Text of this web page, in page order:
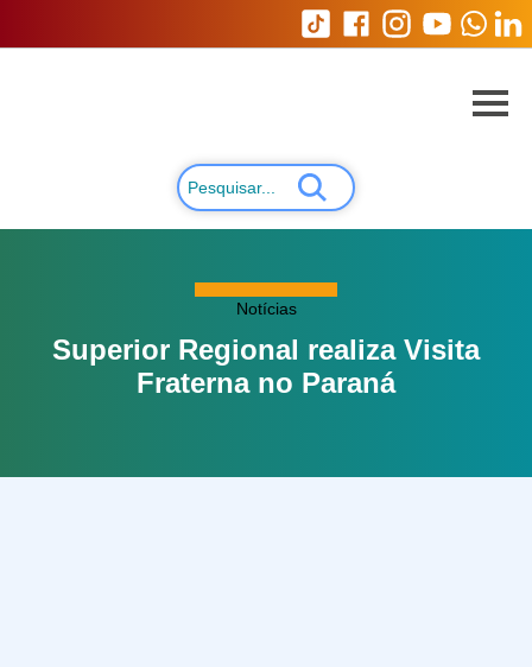
Notícias
Superior Regional realiza Visita
Fraterna no Paraná